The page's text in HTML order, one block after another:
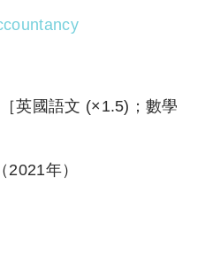
英國語文 (×1.5)；數學
2021年）